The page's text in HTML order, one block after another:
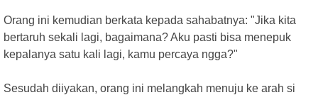
Orang ini kemudian berkata kepada sahabatnya: "Jika kita
bertaruh sekali lagi, bagaimana? Aku pasti bisa menepuk
kepalanya satu kali lagi, kamu percaya ngga?"
Sesudah diiyakan, orang ini melangkah menuju ke arah si